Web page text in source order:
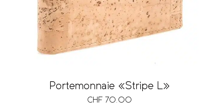
Portemonnaie «Stripe L»
CHF 70.00